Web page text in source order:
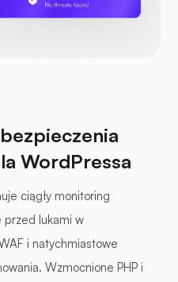
WordPressa
ciągły monitoring
przed lukami w
i natychmiastowe
Wzmocnione PHP i